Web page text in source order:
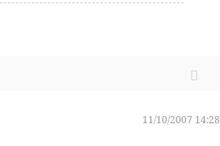
11/10/2007 14:28